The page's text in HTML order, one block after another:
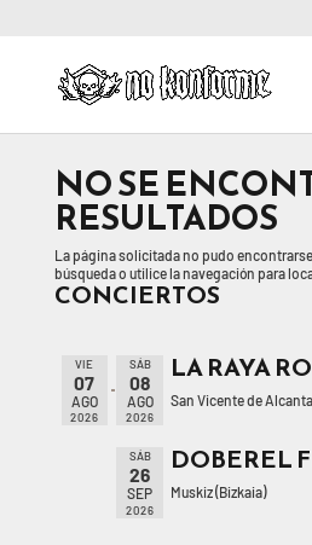
NO SE
RESULTADOS
La página solicitada no pudo
búsqueda o utilice la navegación para
CONCIERTOS
VIE
07
AGO
2026
SÁB
08
AGO
2026
LA RAYA
San Vicente de
SÁB
26
SEP
2026
DOBEREL
Muskiz (Bizkaia)